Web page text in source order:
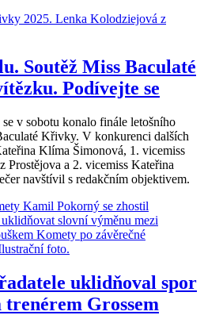
Soutěž Miss Baculaté
Podívejte se
v sobotu konalo finále letošního
Křivky. V konkurenci dalších
Klíma Šimonová, 1. vicemiss
Prostějova a 2. vicemiss Kateřina
navštívil s redakčním objektivem.
uklidňoval spor
trenérem Grossem